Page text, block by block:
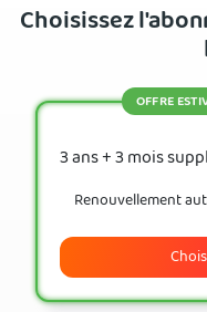
Choisissez
3 ans + 3 mois
OFFRE
Renouvellement